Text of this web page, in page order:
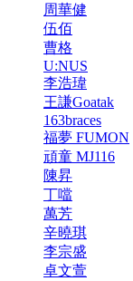
周華健
伍佰
曹格
U:NUS
李浩瑋
王謙Goatak
163braces
福夢 FUMON
頑童 MJ116
陳昇
丁噹
萬芳
辛曉琪
李宗盛
卓文萱